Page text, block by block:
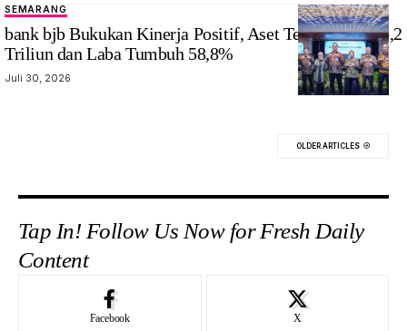
SEMARANG
bank bjb Bukukan Kinerja Positif, Aset Tembus Rp228,2
Triliun dan Laba Tumbuh 58,8%
Juli 30, 2026
OLDER ARTICLES
Tap In! Follow Us Now for Fresh Daily
Content
Facebook X